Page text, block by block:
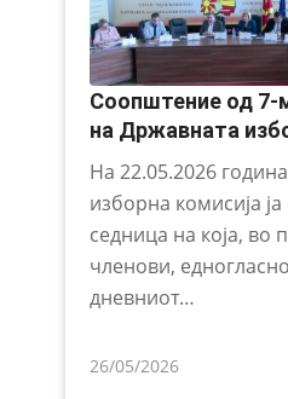
Соопштение од 7-
на Државната
На 22.05.2026
изборна комисија
седница на која, во
членови,
дневниот…
26/05/2026